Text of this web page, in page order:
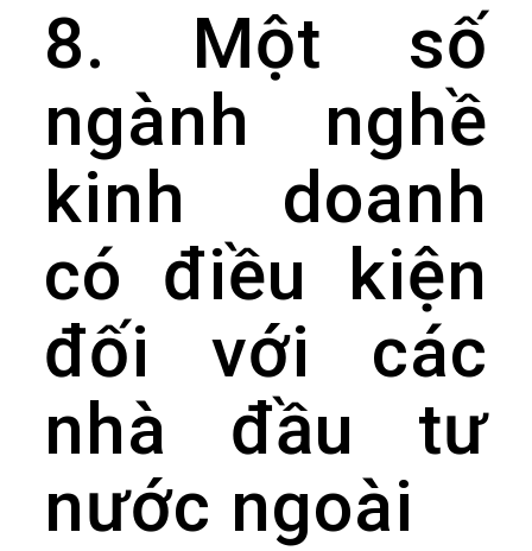
8. Một số
ngành nghề
kinh doanh
có điều kiện
đối với các
nhà đầu tư
nước ngoài